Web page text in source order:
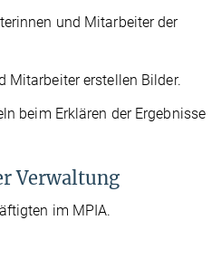
und Mitarbeiter der
Mitarbeiter erstellen Bilder.
beim Erklären der Ergebnisse
Verwaltung
im MPIA.